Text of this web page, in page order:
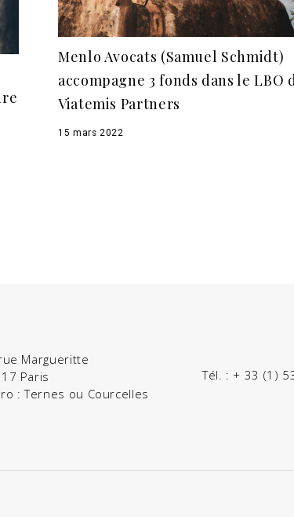
Menlo Avocats (Samuel Schmidt)
accompagne 3 fonds dans le LBO
Viatemis Partners
15 mars 2022
Margueritte
Paris
: Ternes ou Courcelles
Tél. : + 33 (1)